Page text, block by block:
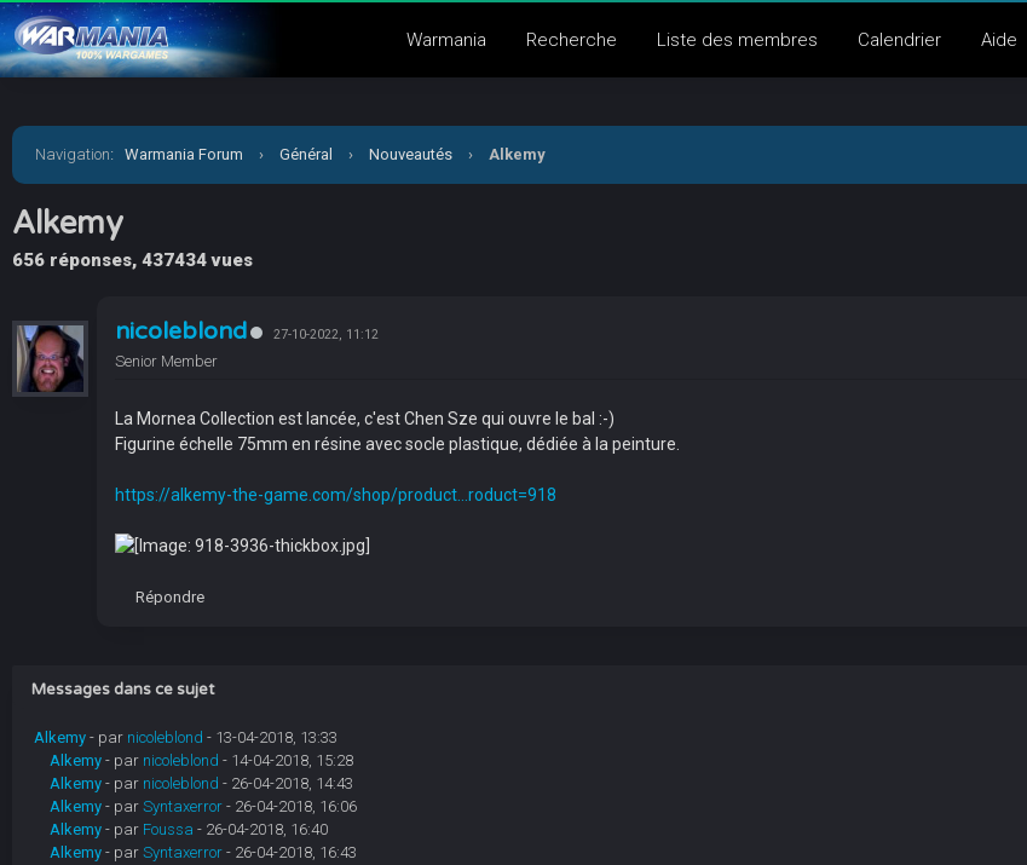
Warmania Recherche Liste des membres Calendrier Aide
Navigation: Warmania Forum › Général › Nouveautés › Alkemy
Alkemy
656 réponses, 437434 vues
nicoleblond 27-10-2022, 11:12
Senior Member
La Mornea Collection est lancée, c'est Chen Sze qui ouvre le bal :-)
Figurine échelle 75mm en résine avec socle plastique, dédiée à la peinture.
https://alkemy-the-game.com/shop/product...roduct=918
Répondre
Messages dans ce sujet
Alkemy - par nicoleblond - 13-04-2018, 13:33
Alkemy - par nicoleblond - 14-04-2018, 15:28
Alkemy - par nicoleblond - 26-04-2018, 14:43
Alkemy - par Syntaxerror- 26-04-2018, 16:06
Alkemy - par Foussa - 26-04-2018, 16:40
Alkemy - par Syntaxerror- 26-04-2018, 16:43